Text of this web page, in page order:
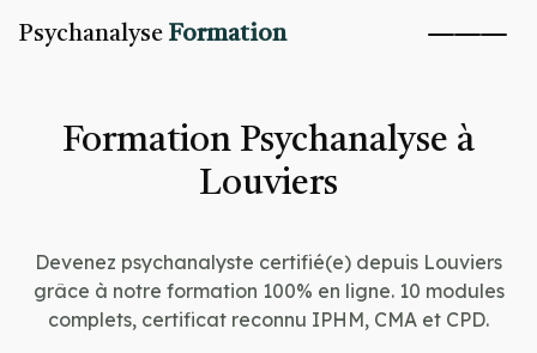
Psychanalyse Formation
Formation Psychanalyse à
Louviers
Devenez psychanalyste certifié(e) depuis Louviers
grâce à notre formation 100% en ligne. 10 modules
complets, certificat reconnu IPHM, CMA et CPD.